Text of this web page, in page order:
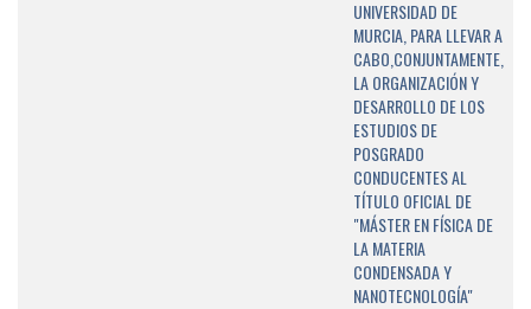
UNIVERSIDAD DE
MURCIA, PARA LLEVAR A
CABO,CONJUNTAMENTE,
LA ORGANIZACIÓN Y
DESARROLLO DE LOS
ESTUDIOS DE
POSGRADO
CONDUCENTES AL
TÍTULO OFICIAL DE
"MÁSTER EN FÍSICA DE
LA MATERIA
CONDENSADA Y
NANOTECNOLOGÍA"